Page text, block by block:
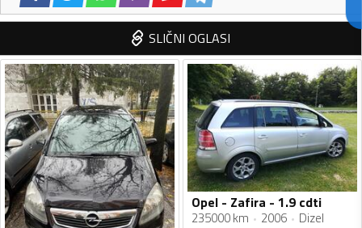
SLIČNI OGLASI
Opel - Zafira - 1.9 cdti
235000 km 2006 Dizel